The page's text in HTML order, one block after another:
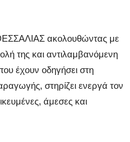
ακολουθώντας με
της και αντιλαμβανόμενη
έχουν οδηγήσει στη
στηρίζει ενεργά τον
άμεσες και